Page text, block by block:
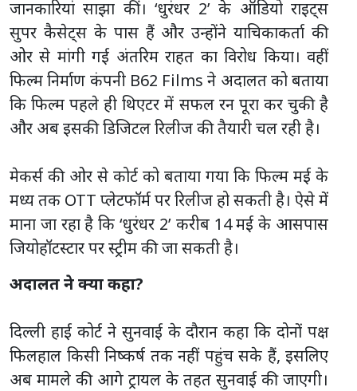
जानकारियां साझा कीं। ‘धुरंधर 2’ के ऑडियो राइट्स
सुपर कैसेट्स के पास हैं और उन्होंने याचिकाकर्ता की
ओर से मांगी गई अंतरिम राहत का विरोध किया। वहीं
फिल्म निर्माण कंपनी B62 Films ने अदालत को बताया
कि फिल्म पहले ही थिएटर में सफल रन पूरा कर चुकी है
और अब इसकी डिजिटल रिलीज की तैयारी चल रही है।
मेकर्स की ओर से कोर्ट को बताया गया कि फिल्म मई के
मध्य तक OTT प्लेटफॉर्म पर रिलीज हो सकती है। ऐसे में
माना जा रहा है कि ‘धुरंधर 2’ करीब 14 मई के आसपास
जियोहॉटस्टार पर स्ट्रीम की जा सकती है।
अदालत ने क्या कहा?
दिल्ली हाई कोर्ट ने सुनवाई के दौरान कहा कि दोनों पक्ष
फिलहाल किसी निष्कर्ष तक नहीं पहुंच सके हैं, इसलिए
अब मामले की आगे ट्रायल के तहत सुनवाई की जाएगी।